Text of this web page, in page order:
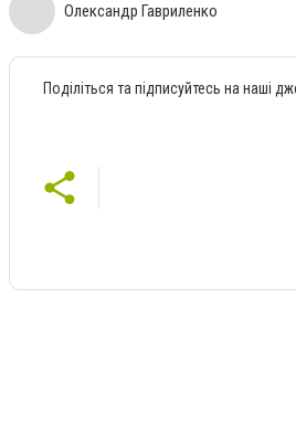
Олександр Гавриленко
Поділіться та підписуйтесь на наші